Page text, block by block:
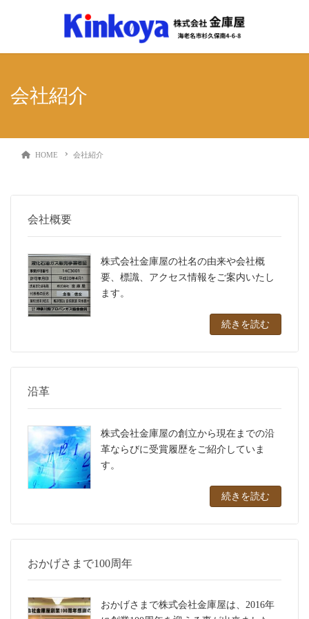
会社紹介
HOME 会社紹介
会社概要
株式会社金庫屋の社名の由来や会社概
要、標識、アクセス情報をご案内いたし
ます。
続きを読む
沿革
株式会社金庫屋の創立から現在までの沿
革ならびに受賞履歴をご紹介していま
す。
続きを読む
おかげさまで100周年
おかげさまで株式会社金庫屋は、2016年